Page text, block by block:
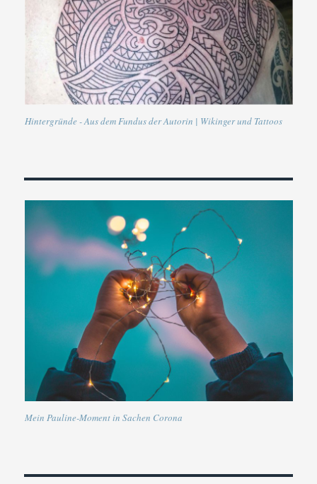
Hintergründe - Aus dem Fundus der Autorin | Wikinger und Tattoos
Mein Pauline-Moment in Sachen Corona